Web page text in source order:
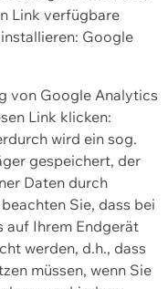
Link verfügbare
Google
von Google Analytics
Link klicken:
wird ein sog.
gespeichert, der
Daten durch
Sie, dass bei
auf Ihrem Endgerät
werden, d.h., dass
müssen, wenn Sie